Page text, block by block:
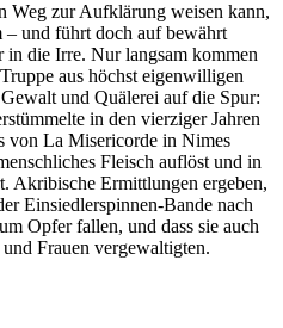
Weg zur Aufklärung weisen kann,
– und führt doch auf bewährt
die Irre. Nur langsam kommen
aus höchst eigenwilligen
und Quälerei auf die Spur:
in den vierziger Jahren
von La Misericorde in Nimes
Fleisch auflöst und in
Akribische Ermittlungen ergeben,
Einsiedlerspinnen-Bande nach
Opfer fallen, und dass sie auch
Frauen vergewaltigten.